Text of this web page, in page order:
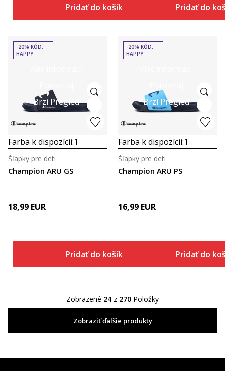
Pridať do košíka Pridať do
Brzi Pregled
-20% KÓD:
HAPPY
Farba k dispozícii:1
Champion ARU GS
Šľapky pre deti
18,99 EUR
Pridať do košíka
Brzi Pregled
-20% KÓD:
HAPPY
Farba k dispozícii:1
Champion ARU PS
Šľapky pre deti
16,99 EUR
Pridať do
Zobrazené 24 z 270 Položky
Zobraziť ďalšie produkty